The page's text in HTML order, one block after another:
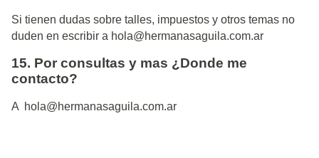
Si tienen dudas sobre talles, impuestos y otros temas no
duden en escribir a hola@hermanasaguila.com.ar
15. Por consultas y mas ¿Donde me
contacto?
A hola@hermanasaguila.com.ar